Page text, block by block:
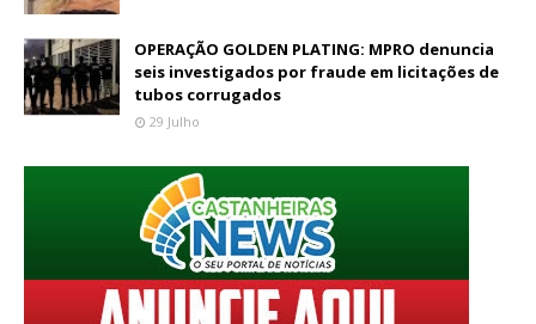
OPERAÇÃO GOLDEN PLATING: MPRO denuncia
seis investigados por fraude em licitações de
tubos corrugados
29 Julho